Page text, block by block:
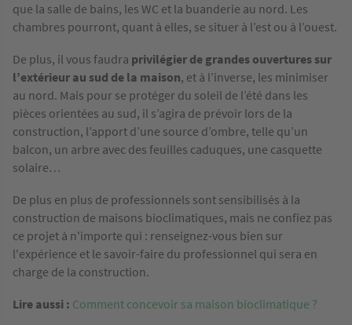
que la salle de bains, les WC et la buanderie au nord. Les
chambres pourront, quant à elles, se situer à l’est ou à l’ouest.
De plus, il vous faudra privilégier de grandes ouvertures sur
l’extérieur au sud de la maison, et à l’inverse, les minimiser
au nord. Mais pour se protéger du soleil de l’été dans les
pièces orientées au sud, il s’agira de prévoir lors de la
construction, l’apport d’une source d’ombre, telle qu’un
balcon, un arbre avec des feuilles caduques, une casquette
solaire…
De plus en plus de professionnels sont sensibilisés à la
construction de maisons bioclimatiques, mais ne confiez pas
ce projet à n'importe qui : renseignez-vous bien sur
l'expérience et le savoir-faire du professionnel qui sera en
charge de la construction.
Lire aussi : Comment concevoir sa maison bioclimatique ?